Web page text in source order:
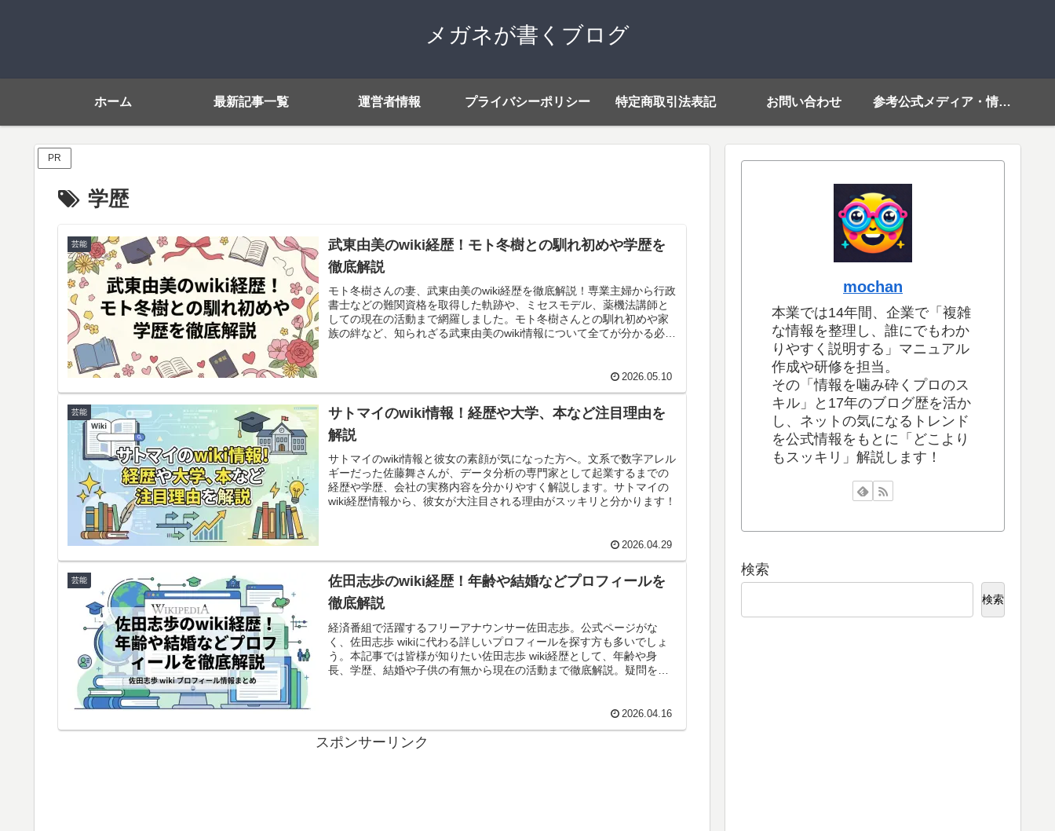
メガネが書くブログ
ホーム 最新記事一覧 運営者情報 プライバシーポリシー 特定商取引法表記 お問い合わせ 参考公式メディア・情報源リンク
PR
学歴
芸能
武東由美のwiki経歴！モト冬樹との馴れ初めや学歴を
徹底解説
モト冬樹さんの妻、武東由美のwiki経歴を徹底解説！専業主婦から行政
書士などの難関資格を取得した軌跡や、ミセスモデル、薬機法講師と
しての現在の活動まで網羅しました。モト冬樹さんとの馴れ初めや家
族の絆など、知られざる武東由美のwiki情報について全てが分かる必見
2026.05.10
芸能
サトマイのwiki情報！経歴や大学、本など注目理由を
解説
サトマイのwiki情報と彼女の素顔が気になった方へ。文系で数字アレル
ギーだった佐藤舞さんが、データ分析の専門家として起業するまでの
経歴や学歴、会社の実務内容を分かりやすく解説します。サトマイの
wiki経歴情報から、彼女が大注目される理由がスッキリと分かります！
2026.04.29
芸能
佐田志歩のwiki経歴！年齢や結婚などプロフィールを
徹底解説
経済番組で活躍するフリーアナウンサー佐田志歩。公式ページがな
く、佐田志歩 wikiに代わる詳しいプロフィールを探す方も多いでしょ
う。本記事では皆様が知りたい佐田志歩 wiki経歴として、年齢や身
長、学歴、結婚や子供の有無から現在の活動まで徹底解説。疑問をス
2026.04.16
スポンサーリンク
mochan
本業では14年間、企業で「複雑
な情報を整理し、誰にでもわか
りやすく説明する」マニュアル
作成や研修を担当。
その「情報を噛み砕くプロのス
キル」と17年のブログ歴を活か
し、ネットの気になるトレンド
を公式情報をもとに「どこより
もスッキリ」解説します！
検索
検索